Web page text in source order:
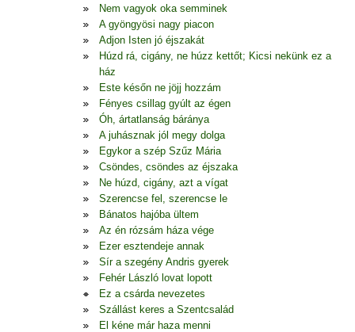
Nem vagyok oka semminek
A gyöngyösi nagy piacon
Adjon Isten jó éjszakát
Húzd rá, cigány, ne húzz kettőt; Kicsi nekünk ez a
ház
Este későn ne jöjj hozzám
Fényes csillag gyúlt az égen
Óh, ártatlanság báránya
A juhásznak jól megy dolga
Egykor a szép Szűz Mária
Csöndes, csöndes az éjszaka
Ne húzd, cigány, azt a vígat
Szerencse fel, szerencse le
Bánatos hajóba ültem
Az én rózsám háza vége
Ezer esztendeje annak
Sír a szegény Andris gyerek
Fehér László lovat lopott
Ez a csárda nevezetes
Szállást keres a Szentcsalád
El kéne már haza menni